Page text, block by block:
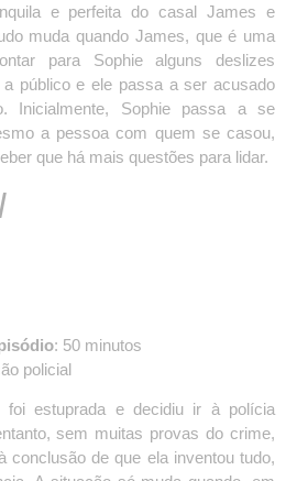
e perfeita do casal James e
muda quando James, que é uma
para Sophie alguns deslizes
público e ele passa a ser acusado
Inicialmente, Sophie passa a se
a pessoa com quem se casou,
que há mais questões para lidar.
: 50 minutos
policial
estuprada e decidiu ir à polícia
sem muitas provas do crime,
conclusão de que ela inventou tudo,